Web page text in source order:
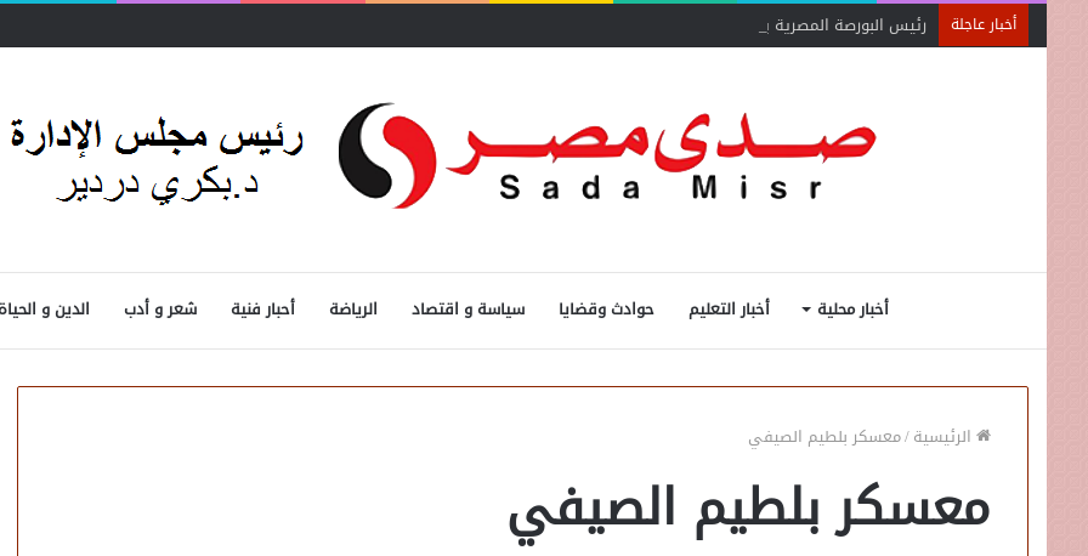
أخبار عاجلة رئيس البورصة المصرية يلتقي رئيس جهاز التمثيل التجاري
أخبار محلية أخبار التعليم حوادث وقضايا سياسة و اقتصاد الرياضة أحبار فنية شعر و أدب الدين و الحياة
الرئيسية/معسكر بلطيم الصيفي
معسكر بلطيم الصيفي